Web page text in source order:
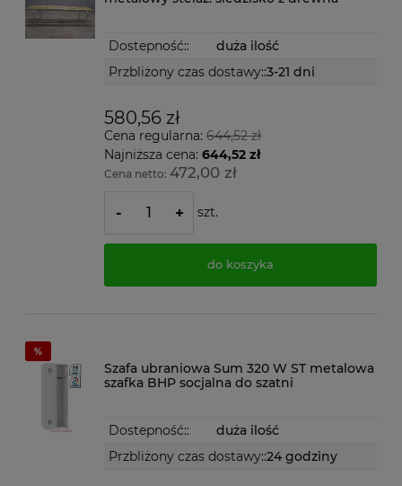
Dostepność::
duża ilość
Przbliżony czas dostawy::3-21 dni
580,56 zł
Cena regularna:644,52 zł
Najniższa cena:644,52 zł
Cena netto:472,00 zł
- + szt.
do koszyka
Szafa ubraniowa Sum 320 W ST metalowa
szafka BHP socjalna do szatni
Dostepność::
duża ilość
Przbliżony czas dostawy::24 godziny